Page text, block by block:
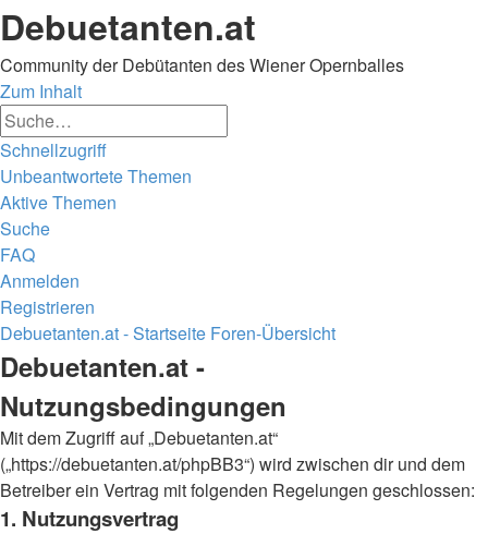
Debuetanten.at
Community der Debütanten des Wiener Opernballes
Zum Inhalt
Schnellzugriff
Unbeantwortete Themen
Aktive Themen
Suche
FAQ
Anmelden
Registrieren
Debuetanten.at - Startseite Foren-Übersicht
Suche
Debuetanten.at -
Nutzungsbedingungen
Mit dem Zugriff auf „Debuetanten.at“
(„https://debuetanten.at/phpBB3“) wird zwischen dir und dem
Betreiber ein Vertrag mit folgenden Regelungen geschlossen:
1. Nutzungsvertrag